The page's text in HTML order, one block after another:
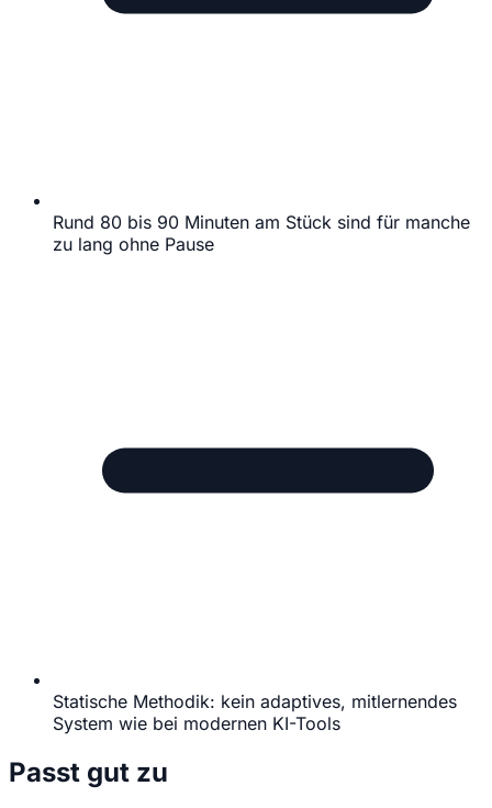
Rund 80 bis 90 Minuten am Stück sind für manche
zu lang ohne Pause
Statische Methodik: kein adaptives, mitlernendes
System wie bei modernen KI-Tools
Passt gut zu